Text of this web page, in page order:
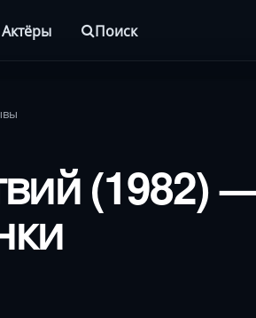
Актёры Поиск
(1982)